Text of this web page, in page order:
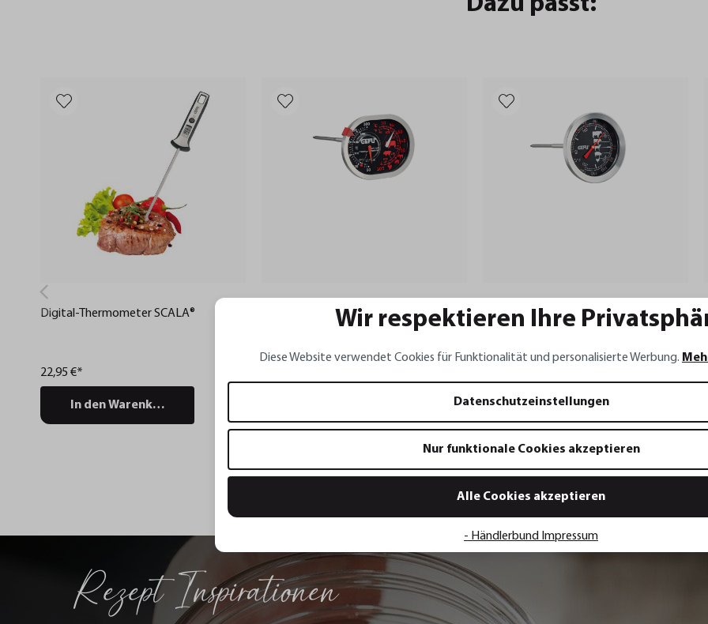
Digital-Thermometer SCALA®
22,95 €*
In den Warenkorb
Braten- und Ofenthermometer 3 in 1
Bratenthermometer MESSIMO
In den Warenkorb
Rezept Inspirationen
Wir respektieren Ihre
Diese Website verwendet Cookies für Funktionalität und personalisierte Werbung.
Datenschutzeinstellungen
Nur funktionale Cookies akzeptieren
Alle Cookies akzeptieren
- Händlerbund Impressum